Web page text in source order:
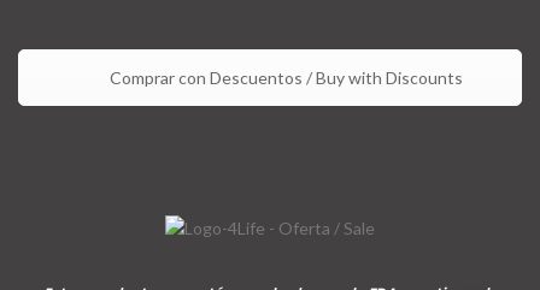
Comprar con Descuentos / Buy with Discounts